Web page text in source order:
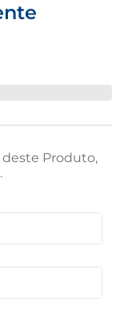
deste Produto,